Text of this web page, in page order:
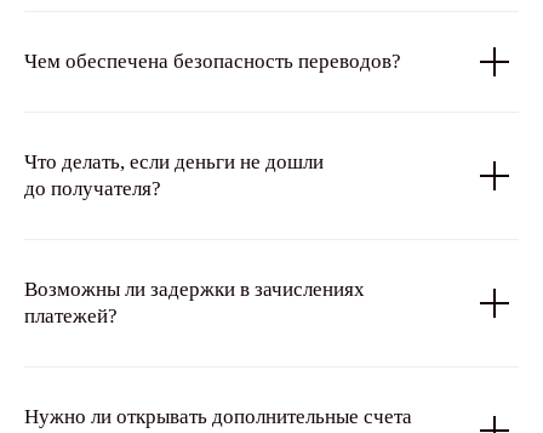
Чем обеспечена безопасность переводов?
Что делать, если деньги не дошли
до получателя?
Возможны ли задержки в зачислениях
платежей?
Нужно ли открывать дополнительные счета